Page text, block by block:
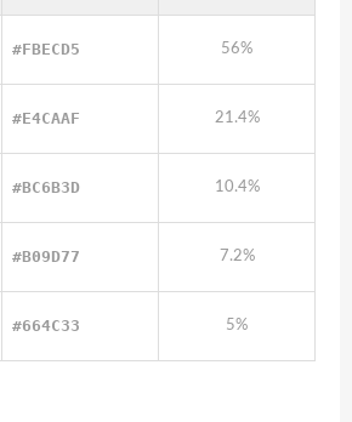
#FBECD5 56%
#E4CAAF 21.4%
#BC6B3D 10.4%
#B09D77 7.2%
#664C33 5%